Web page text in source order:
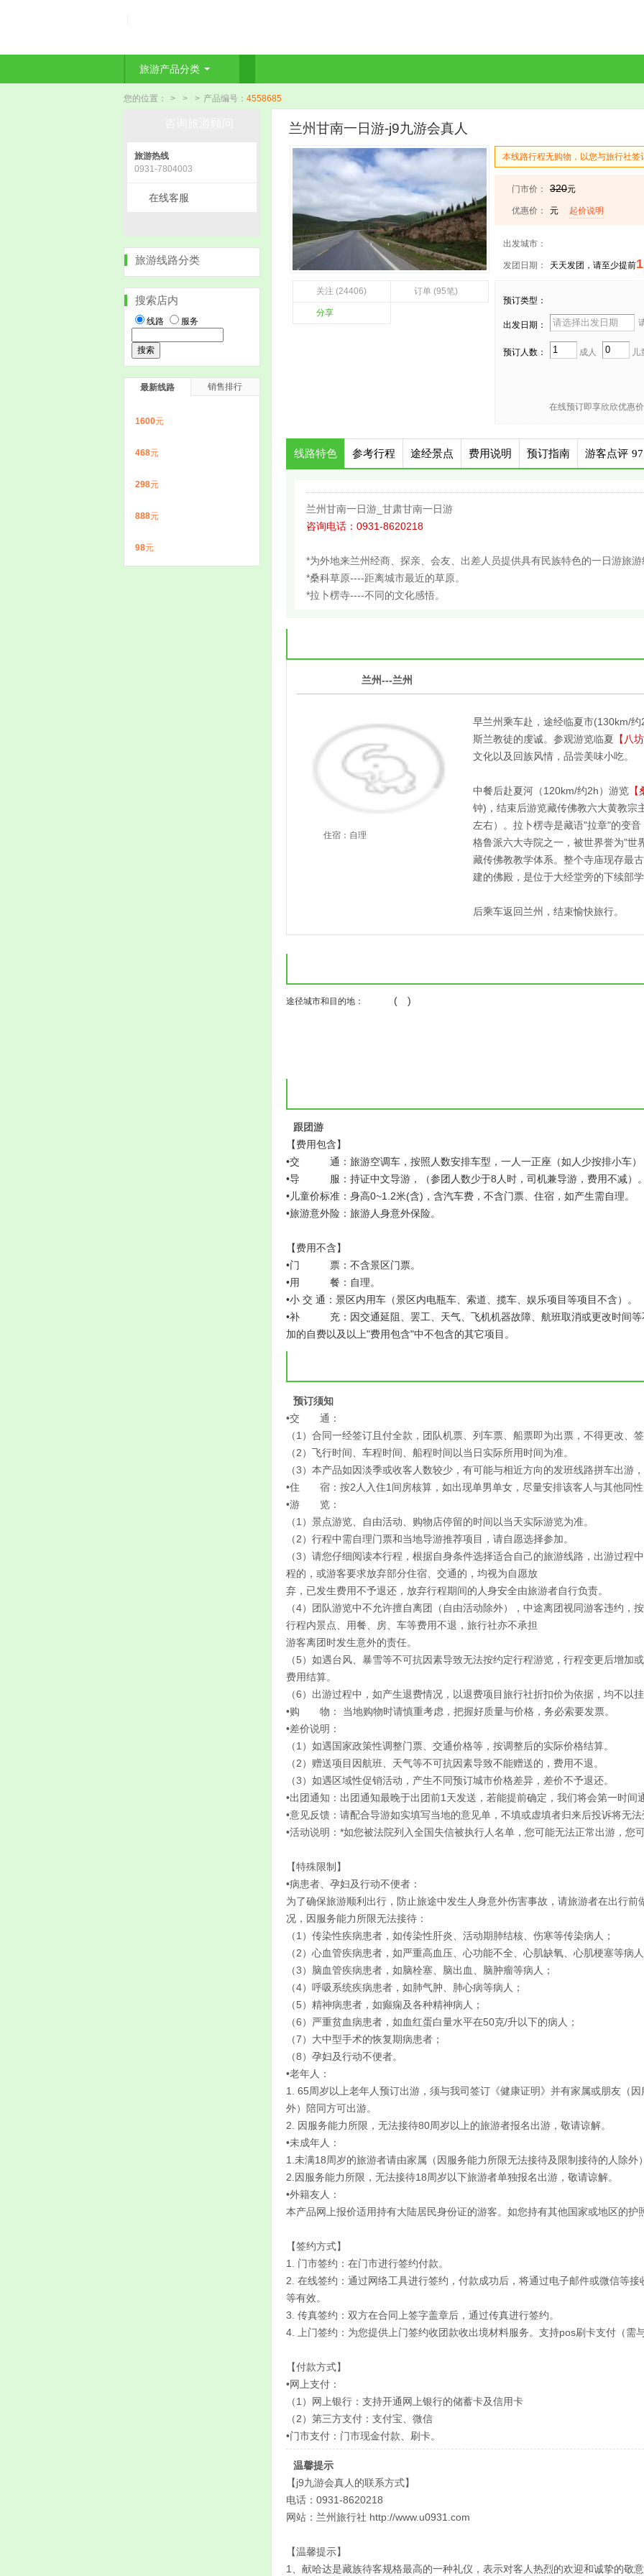
旅游产品分类
您的位置： > > > 产品编号： 4558685
兰州甘南一日游-j9九游会真人
关注 (24406) 订单 (95笔)
分享
本线路行程无购物，以您与旅行社
门市价： 320元
优惠价： 元 起价说明
出发城市：
发团日期： 天天发团，请至少提前1
预订类型：
出发日期：
预订人数： 成人 儿
在线预订即享欣欣优惠
线路特色 参考行程 途经景点 费用说明 预订指南 游客点评 97
兰州甘南一日游_甘肃甘南一日游
咨询电话：0931-8620218
*为外地来兰州经商、探亲、会友、出差人员提供具有民族特色的一日游旅
*桑科草原----距离城市最近的草原。
*拉卜楞寺----不同的文化感悟。
兰州---兰州
住宿：自理
早兰州乘车赴，途经临夏市(130km/
斯兰教徒的虔诚。参观游览临夏 【八
文化以及回族风情，品尝美味小吃。
中餐后赴夏河（120km/约2h）游览
钟)，结束后游览藏传佛教六大黄教宗
左右）。拉卜楞寺是藏语"拉章"的变
格鲁派六大寺院之一，被世界誉为"世
藏传佛教教学体系。整个寺庙现存最
建的佛殿，是位于大经堂旁的下续部
后乘车返回兰州，结束愉快旅行。
途径城市和目的地： ( )
跟团游
【费用包含】
•交 通：旅游空调车，按照人数安排车型，一人一正座（如人少按排小车）
•导 服：持证中文导游，（参团人数少于8人时，司机兼导游，费用不减）
•儿童价标准：身高0~1.2米(含)，含汽车费，不含门票、住宿，如产生需自理。
•旅游意外险：旅游人身意外保险。
【费用不含】
•门 票：不含景区门票。
•用 餐：自理。
•小 交 通：景区内用车（景区内电瓶车、索道、揽车、娱乐项目等项目不含）。
•补 充：因交通延阻、罢工、天气、飞机机器故障、航班取消或更改时间等
加的自费以及以上"费用包含"中不包含的其它项目。
预订须知
•交 通：
（1）合同一经签订且付全款，团队机票、列车票、船票即为出票，不得更改、
（2）飞行时间、车程时间、船程时间以当日实际所用时间为准。
（3）本产品如因淡季或收客人数较少，有可能与相近方向的发班线路拼车出游
•住 宿：按2人入住1间房核算，如出现单男单女，尽量安排该客人与其他同
•游 览：
（1）景点游览、自由活动、购物店停留的时间以当天实际游览为准。
（2）行程中需自理门票和当地导游推荐项目，请自愿选择参加。
（3）请您仔细阅读本行程，根据自身条件选择适合自己的旅游线路，出游过程
程的，或游客要求放弃部分住宿、交通的，均视为自愿放
弃，已发生费用不予退还，放弃行程期间的人身安全由旅游者自行负责。
（4）团队游览中不允许擅自离团（自由活动除外），中途离团视同游客违约，
行程内景点、用餐、房、车等费用不退，旅行社亦不承担
游客离团时发生意外的责任。
（5）如遇台风、暴雪等不可抗因素导致无法按约定行程游览，行程变更后增加
费用结算。
（6）出游过程中，如产生退费情况，以退费项目旅行社折扣价为依据，均不以
•购 物： 当地购物时请慎重考虑，把握好质量与价格，务必索要发票。
•差价说明：
（1）如遇国家政策性调整门票、交通价格等，按调整后的实际价格结算。
（2）赠送项目因航班、天气等不可抗因素导致不能赠送的，费用不退。
（3）如遇区域性促销活动，产生不同预订城市价格差异，差价不予退还。
•出团通知：出团通知最晚于出团前1天发送，若能提前确定，我们将会第一时间
•意见反馈：请配合导游如实填写当地的意见单，不填或虚填者归来后投诉将无
•活动说明：*如您被法院列入全国失信被执行人名单，您可能无法正常出游，您
【特殊限制】
•病患者、孕妇及行动不便者：
为了确保旅游顺利出行，防止旅途中发生人身意外伤害事故，请旅游者在出行
况，因服务能力所限无法接待：
（1）传染性疾病患者，如传染性肝炎、活动期肺结核、伤寒等传染病人；
（2）心血管疾病患者，如严重高血压、心功能不全、心肌缺氧、心肌梗塞等病
（3）脑血管疾病患者，如脑栓塞、脑出血、脑肿瘤等病人；
（4）呼吸系统疾病患者，如肺气肿、肺心病等病人；
（5）精神病患者，如癫痫及各种精神病人；
（6）严重贫血病患者，如血红蛋白量水平在50克/升以下的病人；
（7）大中型手术的恢复期病患者；
（8）孕妇及行动不便者。
•老年人：
1. 65周岁以上老年人预订出游，须与我司签订《健康证明》并有家属或朋友（
外）陪同方可出游。
2. 因服务能力所限，无法接待80周岁以上的旅游者报名出游，敬请谅解。
•未成年人：
1.未满18周岁的旅游者请由家属（因服务能力所限无法接待及限制接待的人除外
2.因服务能力所限，无法接待18周岁以下旅游者单独报名出游，敬请谅解。
•外籍友人：
本产品网上报价适用持有大陆居民身份证的游客。如您持有其他国家或地区的护
【签约方式】
1. 门市签约：在门市进行签约付款。
2. 在线签约：通过网络工具进行签约，付款成功后，将通过电子邮件或微信等
等有效。
3. 传真签约：双方在合同上签字盖章后，通过传真进行签约。
4. 上门签约：为您提供上门签约收团款收出境材料服务。支持pos刷卡支付（需
【付款方式】
•网上支付：
（1）网上银行：支持开通网上银行的储蓄卡及信用卡
（2）第三方支付：支付宝、微信
•门市支付：门市现金付款、刷卡。
温馨提示
【j9九游会真人的联系方式】
电话：0931-8620218
网站：兰州旅行社 http://www.u0931.com
【温馨提示】
1、献哈达是藏族待客规格最高的一种礼仪，表示对客人热烈的欢迎和诚挚的敬
旅游热线
0931-7804003
在线客服
旅游线路分类
搜索店内
线路 服务
最新线路 销售排行
1600元
468元
298元
888元
98元